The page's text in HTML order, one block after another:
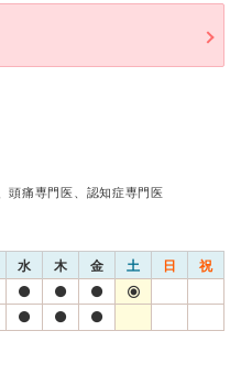
頭痛専門医、認知症専門医
水 木 金 土 日 祝